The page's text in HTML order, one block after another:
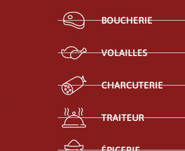
BOUCHERIE
VOLAILLES
CHARCUTERIE
TRAITEUR